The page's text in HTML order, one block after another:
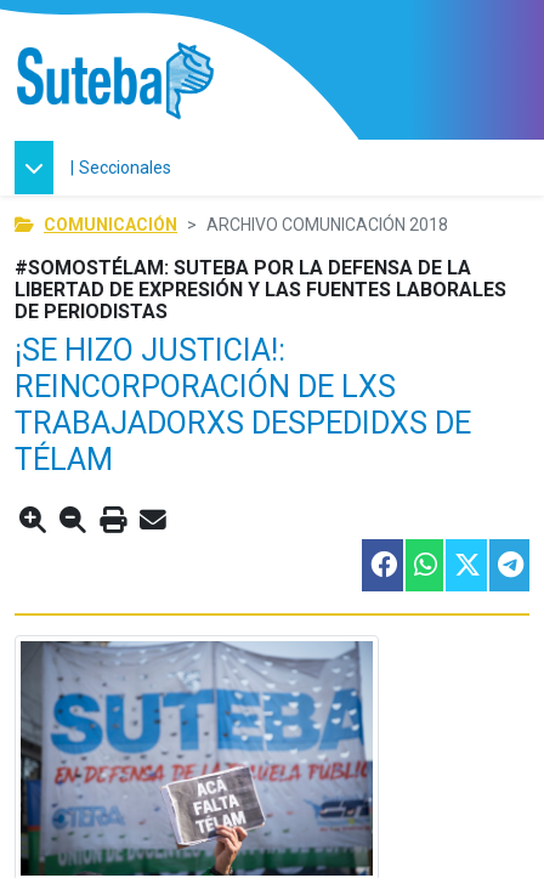
| Seccionales
COMUNICACIÓN ARCHIVO COMUNICACIÓN 2018
#SOMOSTÉLAM: SUTEBA POR LA DEFENSA DE LA
LIBERTAD DE EXPRESIÓN Y LAS FUENTES LABORALES
DE PERIODISTAS
¡SE HIZO JUSTICIA!:
REINCORPORACIÓN DE LXS
TRABAJADORXS DESPEDIDXS DE
TÉLAM